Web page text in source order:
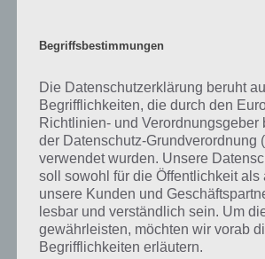
Waffen eurer Charaktere
Bevor es in den Kampf gehst, solltest du einen
deiner Charaktere blicken. Durch das ändern
die Waffen teilweise wieder neu zuordnen.
einem Merkmal zugeordnet, sodass
Merkmal nur zähe Waffen nutzen kann. Unter
zudem die Fähigkeiten der Waffe. Einige
andere helfen bei der Verteidigung und so
zum Abschnitt die richtigen Waffen aus.
Begriffsbestimmungen
Die Datenschutzerklärung beruht
Begrifflichkeiten, die durch den
Richtlinien- und Verordnungsgeber
der Datenschutz-Grundverordnung
verwendet wurden. Unsere
soll sowohl für die Öffentlichkeit als
unsere Kunden und
lesbar und verständlich sein. Um
gewährleisten, möchten wir vorab
Begrifflichkeiten erläutern.